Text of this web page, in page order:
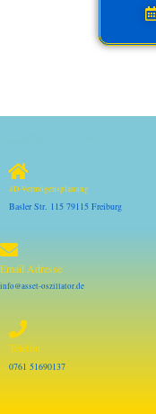
4D-Vermögensplanung
Basler Str. 115 79115 Freiburg
Email Adresse
info@asset-oszillator.de
Telefon
0761 51690137